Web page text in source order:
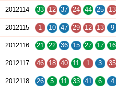
2012114 33 12 37 24 44 25 13
2012115 1 10 47 29 12 13 9
2012116 21 22 36 15 27 17 16
2012117 46 18 40 11 1 3 35
2012118 26 5 11 33 41 6 4